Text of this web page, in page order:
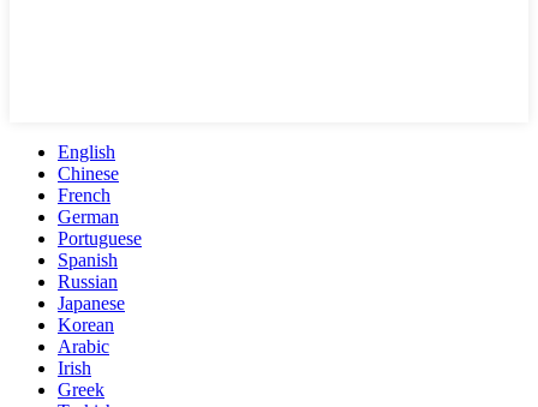
English
Chinese
French
German
Portuguese
Spanish
Russian
Japanese
Korean
Arabic
Irish
Greek